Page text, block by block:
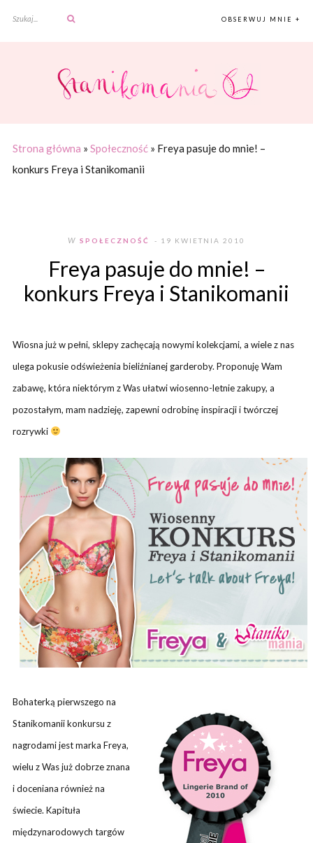
OBSERWUJ MNIE +
Strona główna » Społeczność» Freya pasuje do mnie! –
konkurs Freya i Stanikomanii
W SPOŁECZNOŚĆ - 19 KWIETNIA 2010
Freya pasuje do mnie! –
konkurs Freya i Stanikomanii
Wiosna już w pełni, sklepy zachęcają nowymi kolekcjami, a wiele z nas
ulega pokusie odświeżenia bieliźnianej garderoby. Proponuję Wam
zabawę, która niektórym z Was ułatwi wiosenno-letnie zakupy, a
pozostałym, mam nadzieję, zapewni odrobinę inspiracji i twórczej
rozrywki
Bohaterką pierwszego na
Stanikomanii konkursu z
nagrodami jest marka Freya,
wielu z Was już dobrze znana
i doceniana również na
świecie. Kapituła
międzynarodowych targów